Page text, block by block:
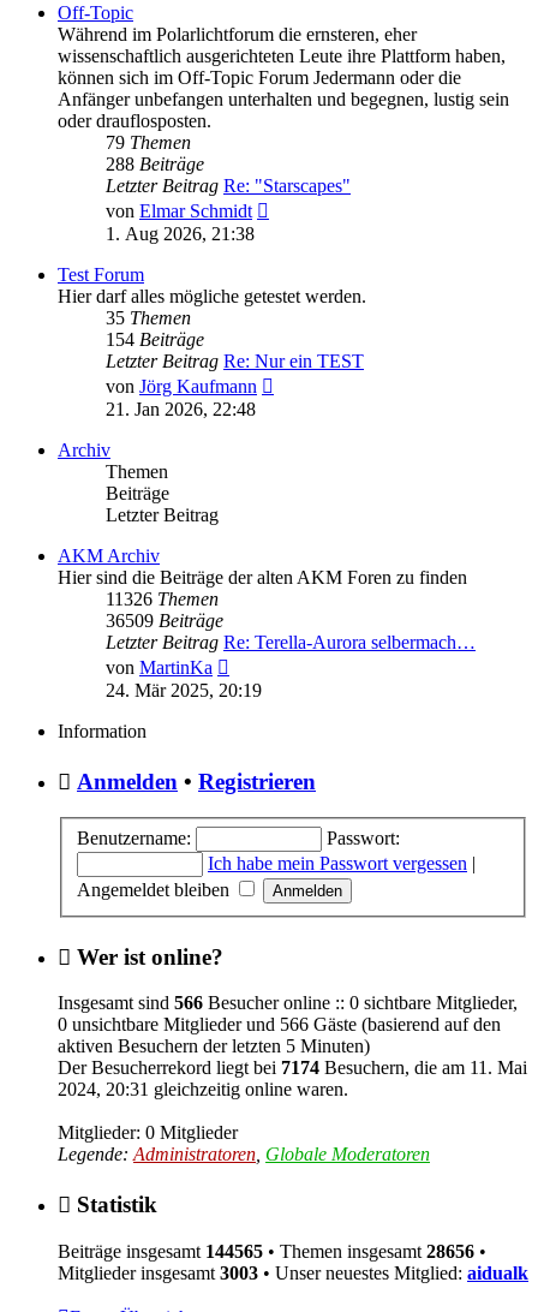
Off-Topic
Während im Polarlichtforum die ernsteren, eher
wissenschaftlich ausgerichteten Leute ihre Plattform haben,
können sich im Off-Topic Forum Jedermann oder die
Anfänger unbefangen unterhalten und begegnen, lustig sein
oder drauflosposten.
79 Themen
288 Beiträge
Letzter Beitrag Re: "Starscapes"
von Elmar Schmidt
1. Aug 2026, 21:38
Test Forum
Hier darf alles mögliche getestet werden.
35 Themen
154 Beiträge
Letzter Beitrag Re: Nur ein TEST
von Jörg Kaufmann
21. Jan 2026, 22:48
Archiv
Themen
Beiträge
Letzter Beitrag
AKM Archiv
Hier sind die Beiträge der alten AKM Foren zu finden
11326 Themen
36509 Beiträge
Letzter Beitrag Re: Terella-Aurora selbermach…
von MartinKa
Beitrag
24. Mär 2025, 20:19
Information
Anmelden • Registrieren
Benutzername:
Passwort:
Ich habe mein Passwort vergessen |
Angemeldet bleiben
Wer ist online?
Insgesamt sind 566 Besucher online :: 0 sichtbare Mitglieder,
0 unsichtbare Mitglieder und 566 Gäste (basierend auf den
aktiven Besuchern der letzten 5 Minuten)
Der Besucherrekord liegt bei 7174 Besuchern, die am 11. Mai
2024, 20:31 gleichzeitig online waren.
Mitglieder: 0 Mitglieder
Legende: Administratoren Globale Moderatoren
Statistik
Beiträge insgesamt 144565 • Themen insgesamt 28656 •
Mitglieder insgesamt 3003 • Unser neuestes Mitglied: aidualk